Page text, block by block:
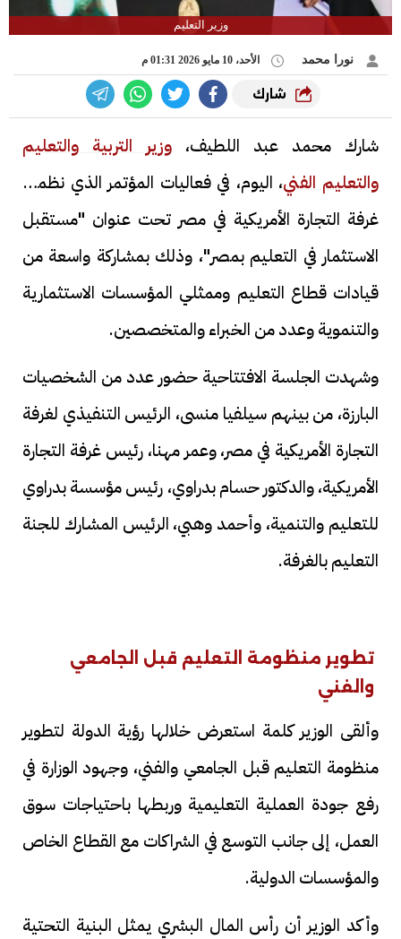
وزير التعليم
نورا محمد الأحد، 10 مايو 2026 01:31 م
شارك
شارك محمد عبد اللطيف، وزير التربية والتعليم
والتعليم الفني، اليوم، في فعاليات المؤتمر الذي نظمته
غرفة التجارة الأمريكية في مصر تحت عنوان "مستقبل
الاستثمار في التعليم بمصر"، وذلك بمشاركة واسعة من
قيادات قطاع التعليم وممثلي المؤسسات الاستثمارية
والتنموية وعدد من الخبراء والمتخصصين.
وشهدت الجلسة الافتتاحية حضور عدد من الشخصيات
البارزة، من بينهم سيلفيا منسى، الرئيس التنفيذي لغرفة
التجارة الأمريكية في مصر، وعمر مهنا، رئيس غرفة التجارة
الأمريكية، والدكتور حسام بدراوي، رئيس مؤسسة بدراوي
للتعليم والتنمية، وأحمد وهبي، الرئيس المشارك للجنة
التعليم بالغرفة.
تطوير منظومة التعليم قبل الجامعي
والفني
وألقى الوزير كلمة استعرض خلالها رؤية الدولة لتطوير
منظومة التعليم قبل الجامعي والفني، وجهود الوزارة في
رفع جودة العملية التعليمية وربطها باحتياجات سوق
العمل، إلى جانب التوسع في الشراكات مع القطاع الخاص
والمؤسسات الدولية.
وأكد الوزير أن رأس المال البشري يمثل البنية التحتية